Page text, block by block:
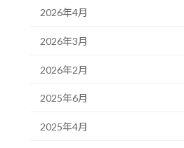
2026年4月
2026年3月
2026年2月
2025年6月
2025年4月